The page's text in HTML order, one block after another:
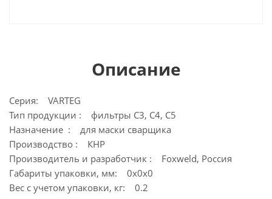
Описание
Серия: VARTEG
Тип продукции : фильтры С3, С4, С5
Назначение : для маски сварщика
Производство : КНР
Производитель и разработчик : Foxweld, Россия
Габариты упаковки, мм: 0х0х0
Вес с учетом упаковки, кг: 0.2